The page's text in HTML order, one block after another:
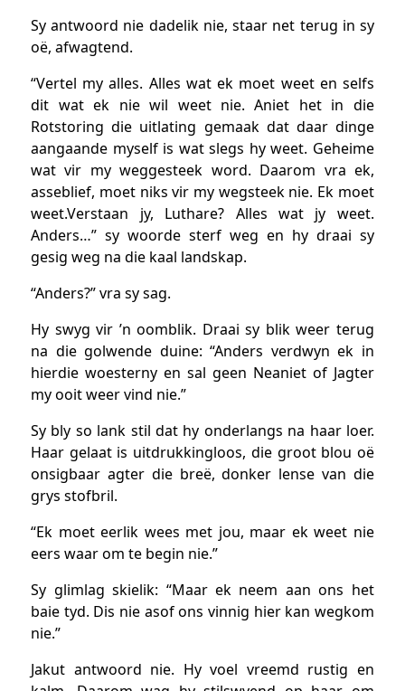
Sy antwoord nie dadelik nie, staar net terug in sy
oë, afwagtend.
“Vertel my alles. Alles wat ek moet weet en selfs
dit wat ek nie wil weet nie. Aniet het in die
Rotstoring die uitlating gemaak dat daar dinge
aangaande myself is wat slegs hy weet. Geheime
wat vir my weggesteek word. Daarom vra ek,
asseblief, moet niks vir my wegsteek nie. Ek moet
weet.Verstaan jy, Luthare? Alles wat jy weet.
Anders…” sy woorde sterf weg en hy draai sy
gesig weg na die kaal landskap.
“Anders?” vra sy sag.
Hy swyg vir ’n oomblik. Draai sy blik weer terug
na die golwende duine: “Anders verdwyn ek in
hierdie woesterny en sal geen Neaniet of Jagter
my ooit weer vind nie.”
Sy bly so lank stil dat hy onderlangs na haar loer.
Haar gelaat is uitdrukkingloos, die groot blou oë
onsigbaar agter die breë, donker lense van die
grys stofbril.
“Ek moet eerlik wees met jou, maar ek weet nie
eers waar om te begin nie.”
Sy glimlag skielik: “Maar ek neem aan ons het
baie tyd. Dis nie asof ons vinnig hier kan wegkom
nie.”
Jakut antwoord nie. Hy voel vreemd rustig en